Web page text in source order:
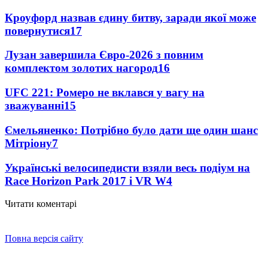
Кроуфорд назвав єдину битву, заради якої може
повернутися17
Лузан завершила Євро-2026 з повним
комплектом золотих нагород16
UFC 221: Ромеро не вклався у вагу на
зважуванні15
Ємельяненко: Потрібно було дати ще один шанс
Мітріону7
Українські велосипедисти взяли весь подіум на
Race Horizon Park 2017 і VR W4
Читати коментарі
Повна версія сайту